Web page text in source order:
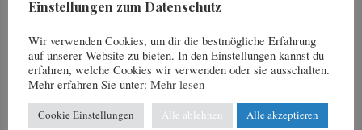
Einstellungen zum Datenschutz
Wir verwenden Cookies, um dir die bestmögliche Erfahrung
auf unserer Website zu bieten. In den Einstellungen kannst du
erfahren, welche Cookies wir verwenden oder sie ausschalten.
Mehr erfahren Sie unter: Mehr lesen
Cookie Einstellungen Alle ablehnen Alle akzeptieren